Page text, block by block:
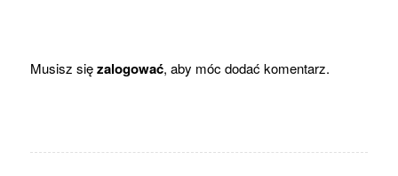
Musisz sięzalogować, aby móc dodać komentarz.